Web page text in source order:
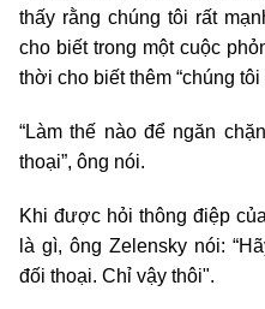
thấy rằng chúng tôi rất
cho biết trong một cuộc
thời cho biết thêm “chúng
“Làm thế nào để ngăn
thoại”, ông nói.
Khi được hỏi thông điệp
là gì, ông Zelensky nói:
đối thoại. Chỉ vậy thôi".